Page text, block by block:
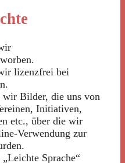
lizenzfrei bei
wir Bilder, die uns von
Initiativen,
etc., über die wir
Verwendung zur
Sprache“